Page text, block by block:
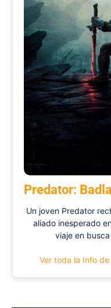
Predator:
Un joven Predator
aliado inesperado
viaje en
Ver toda la Info